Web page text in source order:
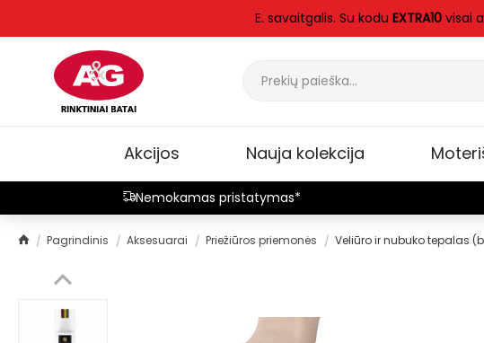
E. savaitgalis. Su kodu EXTRA10 visai
Akcijos Nauja kolekcija
Nemokamas pristatymas*
Pagrindinis Aksesuarai Priežiūros priemonės Veliūro ir nubuko tepalas